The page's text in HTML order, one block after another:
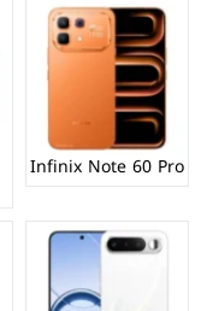
Infinix Note 60 Pro